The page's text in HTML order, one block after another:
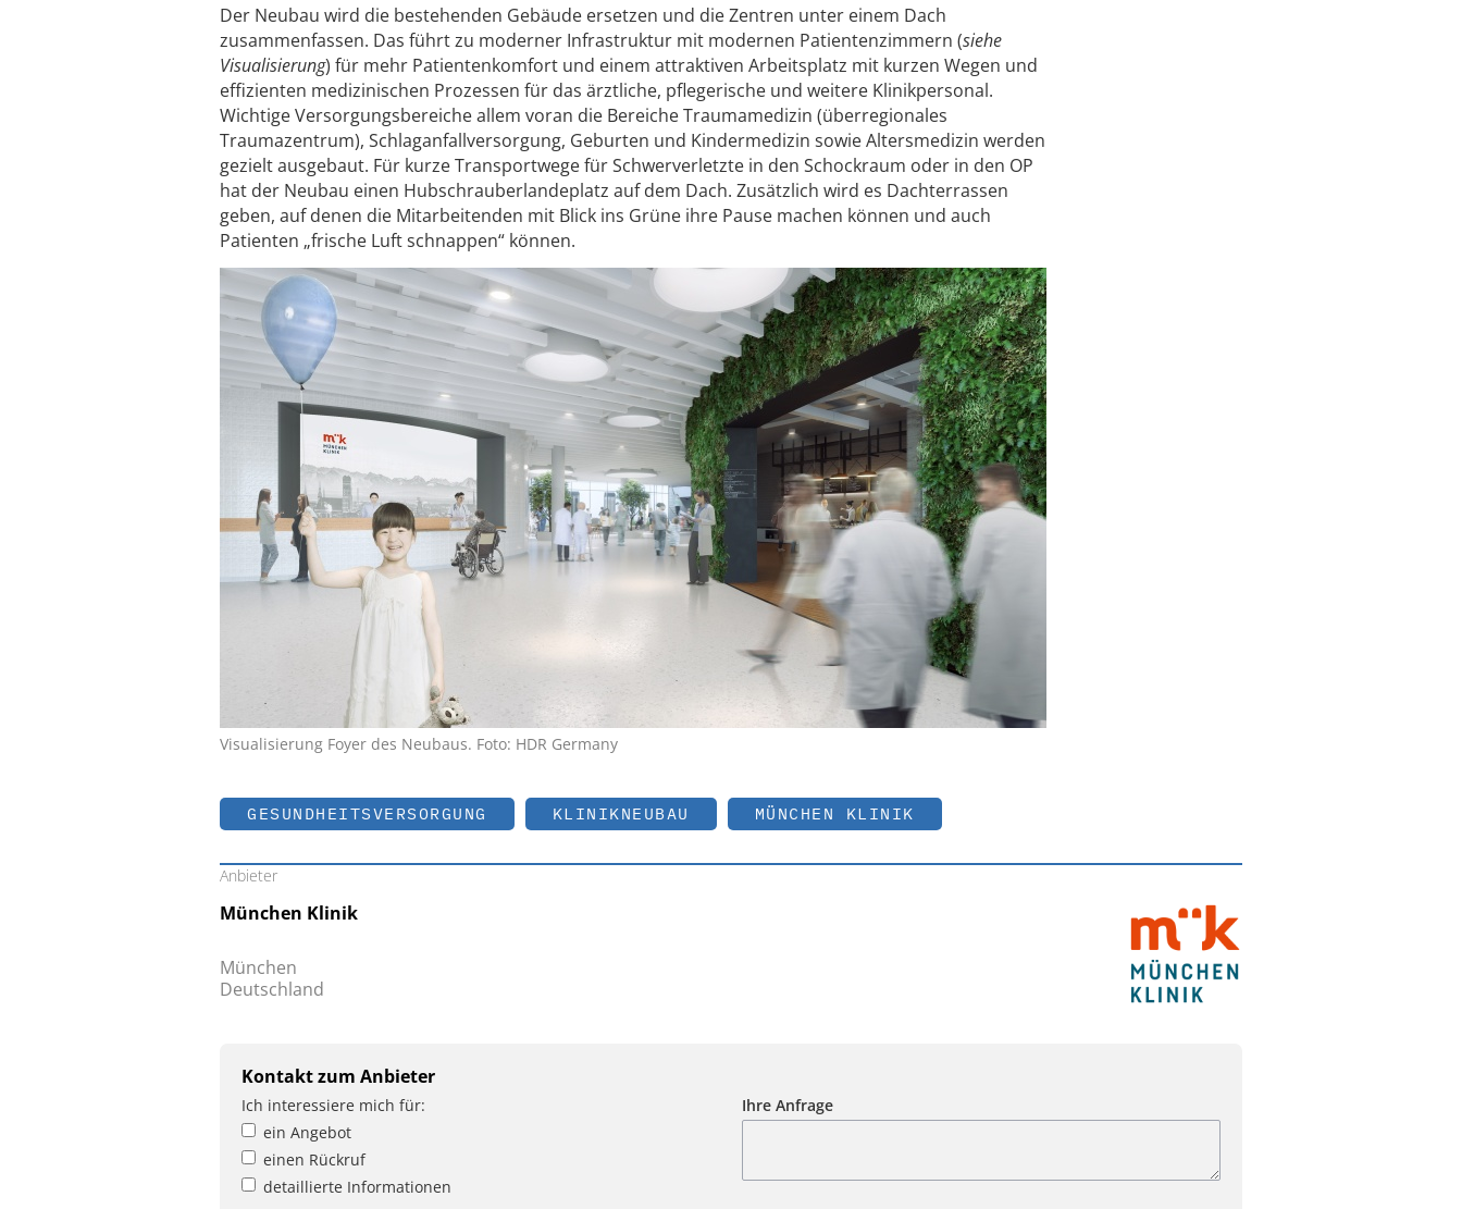
Der Neubau wird die bestehenden Gebäude ersetzen und die Zentren unter einem Dach
zusammenfassen. Das führt zu moderner Infrastruktur mit modernen Patientenzimmern (siehe
Visualisierung) für mehr Patientenkomfort und einem attraktiven Arbeitsplatz mit kurzen Wegen und
effizienten medizinischen Prozessen für das ärztliche, pflegerische und weitere Klinikpersonal.
Wichtige Versorgungsbereiche allem voran die Bereiche Traumamedizin (überregionales
Traumazentrum), Schlaganfallversorgung, Geburten und Kindermedizin sowie Altersmedizin werden
gezielt ausgebaut. Für kurze Transportwege für Schwerverletzte in den Schockraum oder in den OP
hat der Neubau einen Hubschrauberlandeplatz auf dem Dach. Zusätzlich wird es Dachterrassen
geben, auf denen die Mitarbeitenden mit Blick ins Grüne ihre Pause machen können und auch
Patienten „frische Luft schnappen“ können.
Visualisierung Foyer des Neubaus. Foto: HDR Germany
GESUNDHEITSVERSORGUNG KLINIKNEUBAU MÜNCHEN KLINIK
Anbieter
München Klinik
München
Deutschland
Kontakt zum Anbieter
Ich interessiere mich für:
ein Angebot
einen Rückruf
detaillierte Informationen
Ihre Anfrage